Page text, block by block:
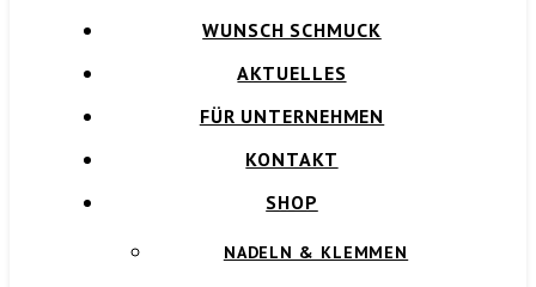
WUNSCH SCHMUCK
AKTUELLES
FÜR UNTERNEHMEN
KONTAKT
SHOP
NADELN & KLEMMEN